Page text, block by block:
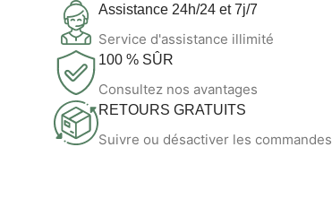
Assistance 24h/24 et 7j/7
Service d'assistance illimité
100 % SÛR
Consultez nos avantages
RETOURS GRATUITS
Suivre ou désactiver les commandes